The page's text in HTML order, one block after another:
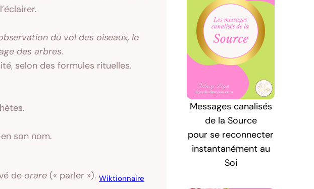
du vol des oiseaux, le
des arbres.
selon des formules rituelles.
son nom.
de orare (« parler »). Wiktionnaire
Messages canalisés
de la Source
pour se reconnecter
instantanément au
Soi